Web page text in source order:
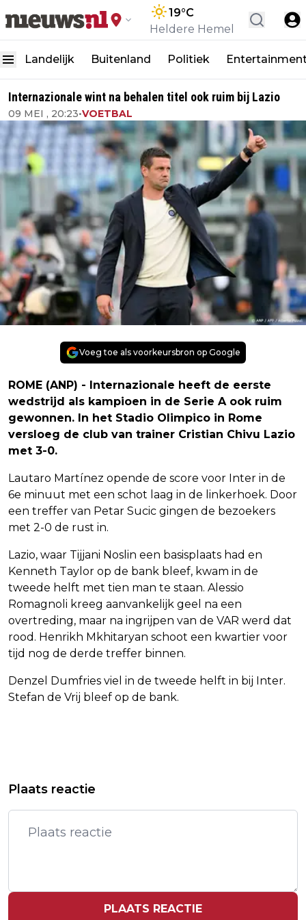
19°C
Heldere Hemel
Landelijk Buitenland Politiek
Internazionale wint na behalen titel ook ruim bij Lazio
09 MEI , 20:23•VOETBAL
Voeg toe als voorkeursbron op Google
ROME (ANP) - Internazionale heeft de eerste
wedstrijd als kampioen in de Serie A ook ruim
gewonnen. In het Stadio Olimpico in Rome
versloeg de club van trainer Cristian Chivu Lazio
met 3-0.
Lautaro Martínez opende de score voor Inter in de
6e minuut met een schot laag in de linkerhoek. Door
een treffer van Petar Sucic gingen de bezoekers
met 2-0 de rust in.
Lazio, waar Tijjani Noslin een basisplaats had en
Kenneth Taylor op de bank bleef, kwam in de
tweede helft met tien man te staan. Alessio
Romagnoli kreeg aanvankelijk geel na een
overtreding, maar na ingrijpen van de VAR werd dat
rood. Henrikh Mkhitaryan schoot een kwartier voor
tijd nog de derde treffer binnen.
Denzel Dumfries viel in de tweede helft in bij Inter.
Stefan de Vrij bleef op de bank.
DEMONSTRATIES AZC TER APEL
MANCHESTER CITY BLIJFT IN
TITELRACE MET ZEGE OP BRENTFORD
Plaats reactie
PLAATS REACTIE